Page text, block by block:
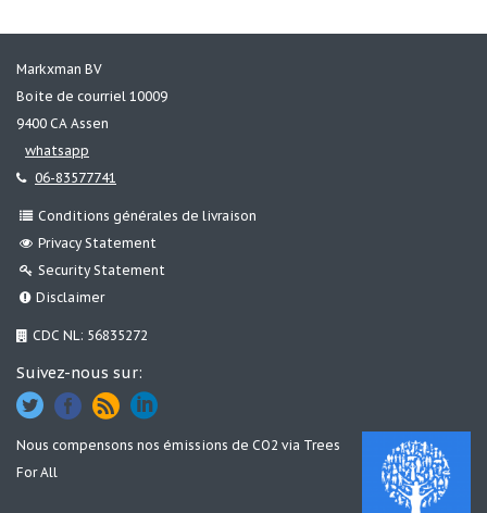
Markxman BV
Boite de courriel 10009
9400 CA Assen
whatsapp
06-83577741
Conditions générales de livraison
Privacy Statement
Security Statement
Disclaimer
CDC NL: 56835272
Suivez-nous sur:
Nous compensons nos émissions de CO2 via Trees
For All